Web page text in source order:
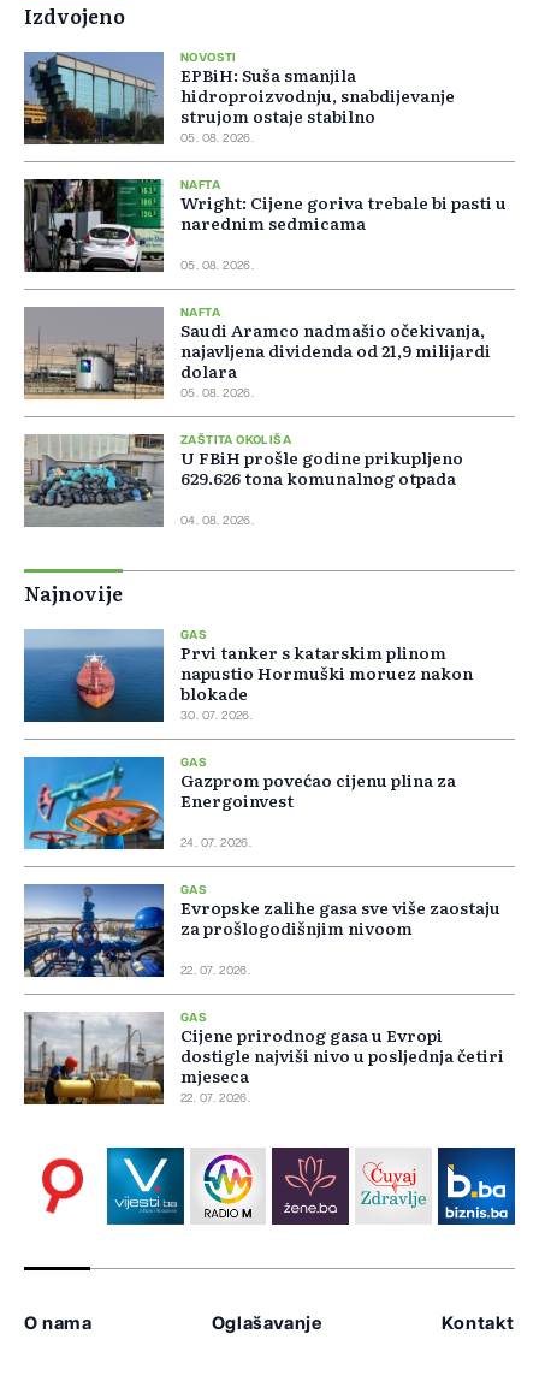
Izdvojeno
NOVOSTI
EPBiH: Suša smanjila
hidroproizvodnju, snabdijevanje
strujom ostaje stabilno
05. 08. 2026.
NAFTA
Wright: Cijene goriva trebale bi pasti u
narednim sedmicama
05. 08. 2026.
NAFTA
Saudi Aramco nadmašio očekivanja,
najavljena dividenda od 21,9 milijardi
dolara
05. 08. 2026.
ZAŠTITA OKOLIŠA
U FBiH prošle godine prikupljeno
629.626 tona komunalnog otpada
04. 08. 2026.
Najnovije
GAS
Prvi tanker s katarskim plinom
napustio Hormuški moruez nakon
blokade
30. 07. 2026.
GAS
Gazprom povećao cijenu plina za
Energoinvest
24. 07. 2026.
GAS
Evropske zalihe gasa sve više zaostaju
za prošlogodišnjim nivoom
22. 07. 2026.
GAS
Cijene prirodnog gasa u Evropi
dostigle najviši nivo u posljednja četiri
mjeseca
22. 07. 2026.
O nama Oglašavanje Kontakt